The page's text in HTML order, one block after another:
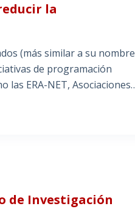
la
(más similar a su nombre
de programación
las ERA-NET,
de Investigación